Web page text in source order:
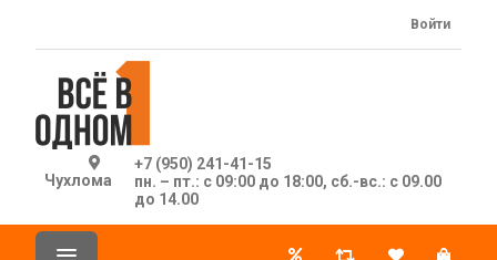
Чухлома
+7 (950) 241-41-15
пн. – пт.: с 09:00 до 18:00, сб.-вс.: с 09.00
до 14.00
Войти